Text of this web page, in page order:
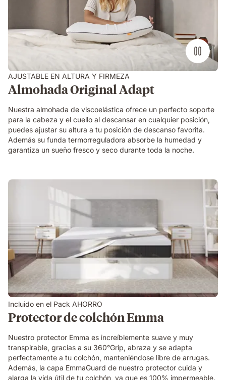
de
una
cama
AJUSTABLE EN ALTURA Y FIRMEZA
Almohada Original Adapt
Nuestra almohada de viscoelástica ofrece un perfecto soporte
para la cabeza y el cuello al descansar en cualquier posición,
puedes ajustar su altura a tu posición de descanso favorita.
Además su funda termorreguladora absorbe la humedad y
garantiza un sueño fresco y seco durante toda la noche.
Incluido en el Pack AHORRO
Protector de colchón Emma
Nuestro protector Emma es increíblemente suave y muy
transpirable, gracias a su 360°Grip, abraza y se adapta
perfectamente a tu colchón, manteniéndose libre de arrugas.
Además, la capa EmmaGuard de nuestro protector cuida y
alarga la vida útil de tu colchón, ya que es 100% impermeable.